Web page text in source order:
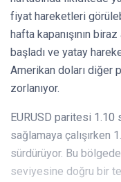
fiyat hareketleri
hafta kapanışının
başladı ve yatay
Amerikan doları diğer
zorlanıyor.
EURUSD paritesi 1.10
sağlamaya çalışırken
sürdürüyor. Bu
seviyesine doğru bir